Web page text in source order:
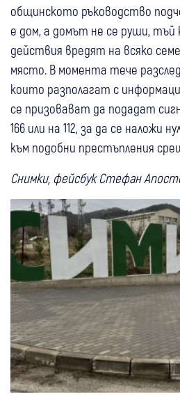
общинското ръководство
е дом, а домът не се руши, тъй
действия вредят на всяко
място. В момента тече
които разполагат с
се призовават да подадат
166 или на 112, за да се наложи
към подобни престъпления
Снимки, фейсбук Стефан